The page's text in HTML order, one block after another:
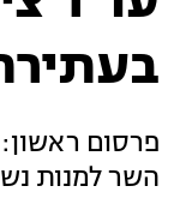
פרסום
השר למנות